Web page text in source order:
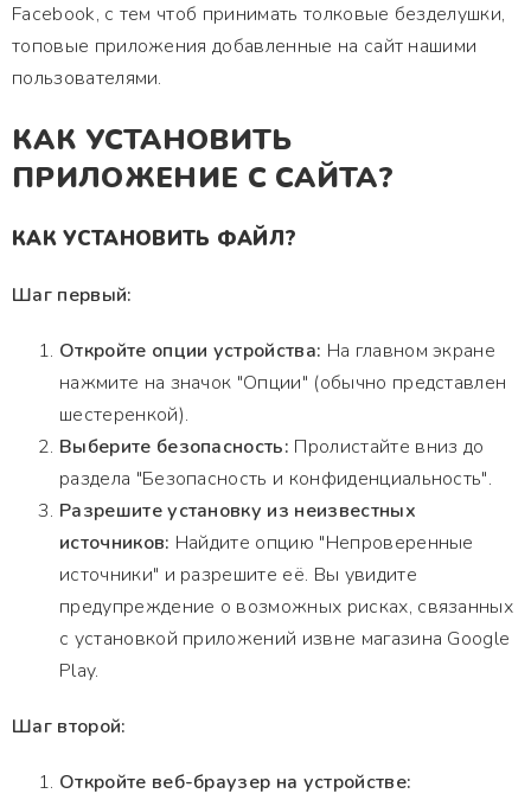
Facebook, с тем чтоб принимать толковые безделушки,
топовые приложения добавленные на сайт нашими
пользователями.
КАК УСТАНОВИТЬ
ПРИЛОЖЕНИЕ С САЙТА?
КАК УСТАНОВИТЬ ФАЙЛ?
Шаг первый:
Откройте опции устройства: На главном экране
нажмите на значок "Опции" (обычно представлен
шестеренкой).
Выберите безопасность: Пролистайте вниз до
раздела "Безопасность и конфиденциальность".
Разрешите установку из неизвестных
источников: Найдите опцию "Непроверенные
источники" и разрешите её. Вы увидите
предупреждение о возможных рисках, связанных
с установкой приложений извне магазина Google
Play.
Шаг второй:
Откройте веб-браузер на устройстве: